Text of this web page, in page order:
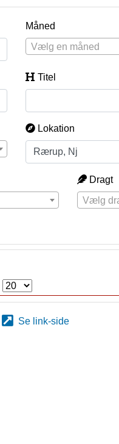
Måned
Vælg en måned
Titel
Lokation
Dragt
Vælg
Se link-side